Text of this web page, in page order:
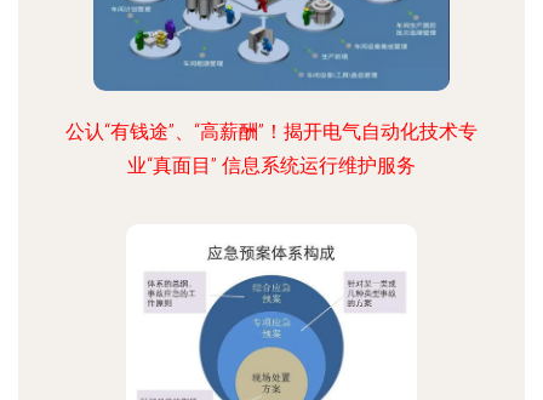
公认“有钱途”、“高薪酬”！揭开电气自动化技术专
业“真面目” 信息系统运行维护服务